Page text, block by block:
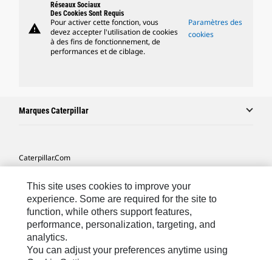
warning
Réseaux Sociaux
Des Cookies Sont Requis
Pour activer cette fonction, vous
devez accepter l'utilisation de cookies
à des fins de fonctionnement, de
performances et de ciblage.
Paramètres des
cookies
Marques Caterpillar
Caterpillar.com
Mes Préférences Marketing
Plan Du Site
Cookie Settings
Mentions Légales
This site uses cookies to improve your
experience. Some are required for the site to
function, while others support features,
performance, personalization, targeting, and
analytics.
You can adjust your preferences anytime using